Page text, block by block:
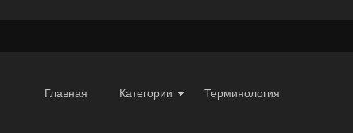
Главная Категории Терминология